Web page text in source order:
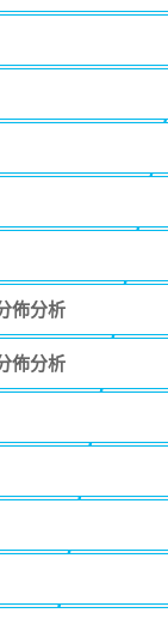
佈分析
佈分析